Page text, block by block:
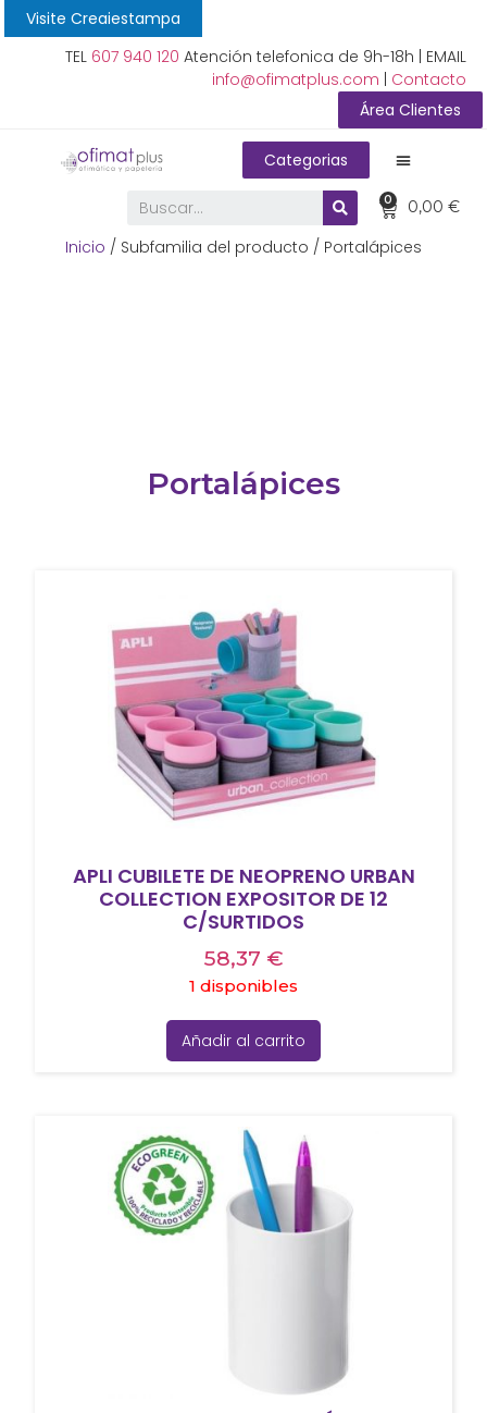
Visite Creaiestampa
TEL 607 940 120 Atención telefonica de 9h-18h | EMAIL
info@ofimatplus.com
Contacto
Área Clientes
Categorias
0,00€
0
Inicio / Subfamilia del producto / Portalápices
Portalápices
APLI CUBILETE DE NEOPRENO URBAN
COLLECTION EXPOSITOR DE 12
C/SURTIDOS
58,37 €
1 disponibles
Añadir al carrito